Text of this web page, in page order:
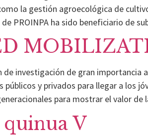
la gestión agroecológica de
PROINPA ha sido beneficiario de
de investigación de gran
públicos y privados para llegar a los
para mostrar el valor
quinua V